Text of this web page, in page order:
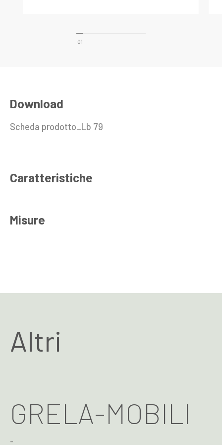
Download
Scheda prodotto_Lb 79
Caratteristiche
Misure
Altri
GRELA-MOBILI
-